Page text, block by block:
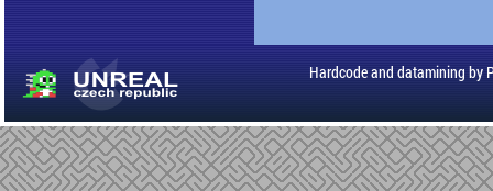
Hardcode and datamining by